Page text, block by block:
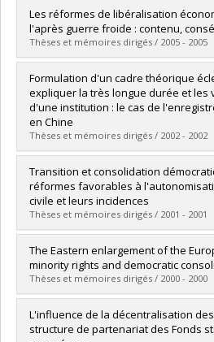
Graduate :Farza, Élias
Cycle : Master's
Grade :M. Sc.
Lien vers le document dans Papyrus
Les réformes de libéralisation
l'après guerre froide : contenu,
Thèses et mémoires dirigés / 2005 - 2005
Graduate : Autret, Pénélope
Cycle :Master's
Grade :M. Sc.
Lien vers le document dans Papyrus
Formulation d'un cadre théorique
expliquer la très longue durée et les
d'une institution : le cas de
en Chine
Thèses et mémoires dirigés / 2002 - 2002
Graduate :Ruel, Gaston
Cycle :Master's
Grade :M. Sc.
Lien vers le document dans Papyrus
Transition et consolidation
réformes favorables à
civile et leurs incidences
Thèses et mémoires dirigés / 2001 - 2001
Graduate : Marimbu, Vincent
Cycle :Doctoral
Grade :Ph. D.
Lien vers le document dans Papyrus
The Eastern enlargement of the
minority rights and democratic
Thèses et mémoires dirigés / 2000 - 2000
Graduate :Victor, Anna
Cycle :Master's
L'influence de la décentralisation
structure de partenariat des Fonds